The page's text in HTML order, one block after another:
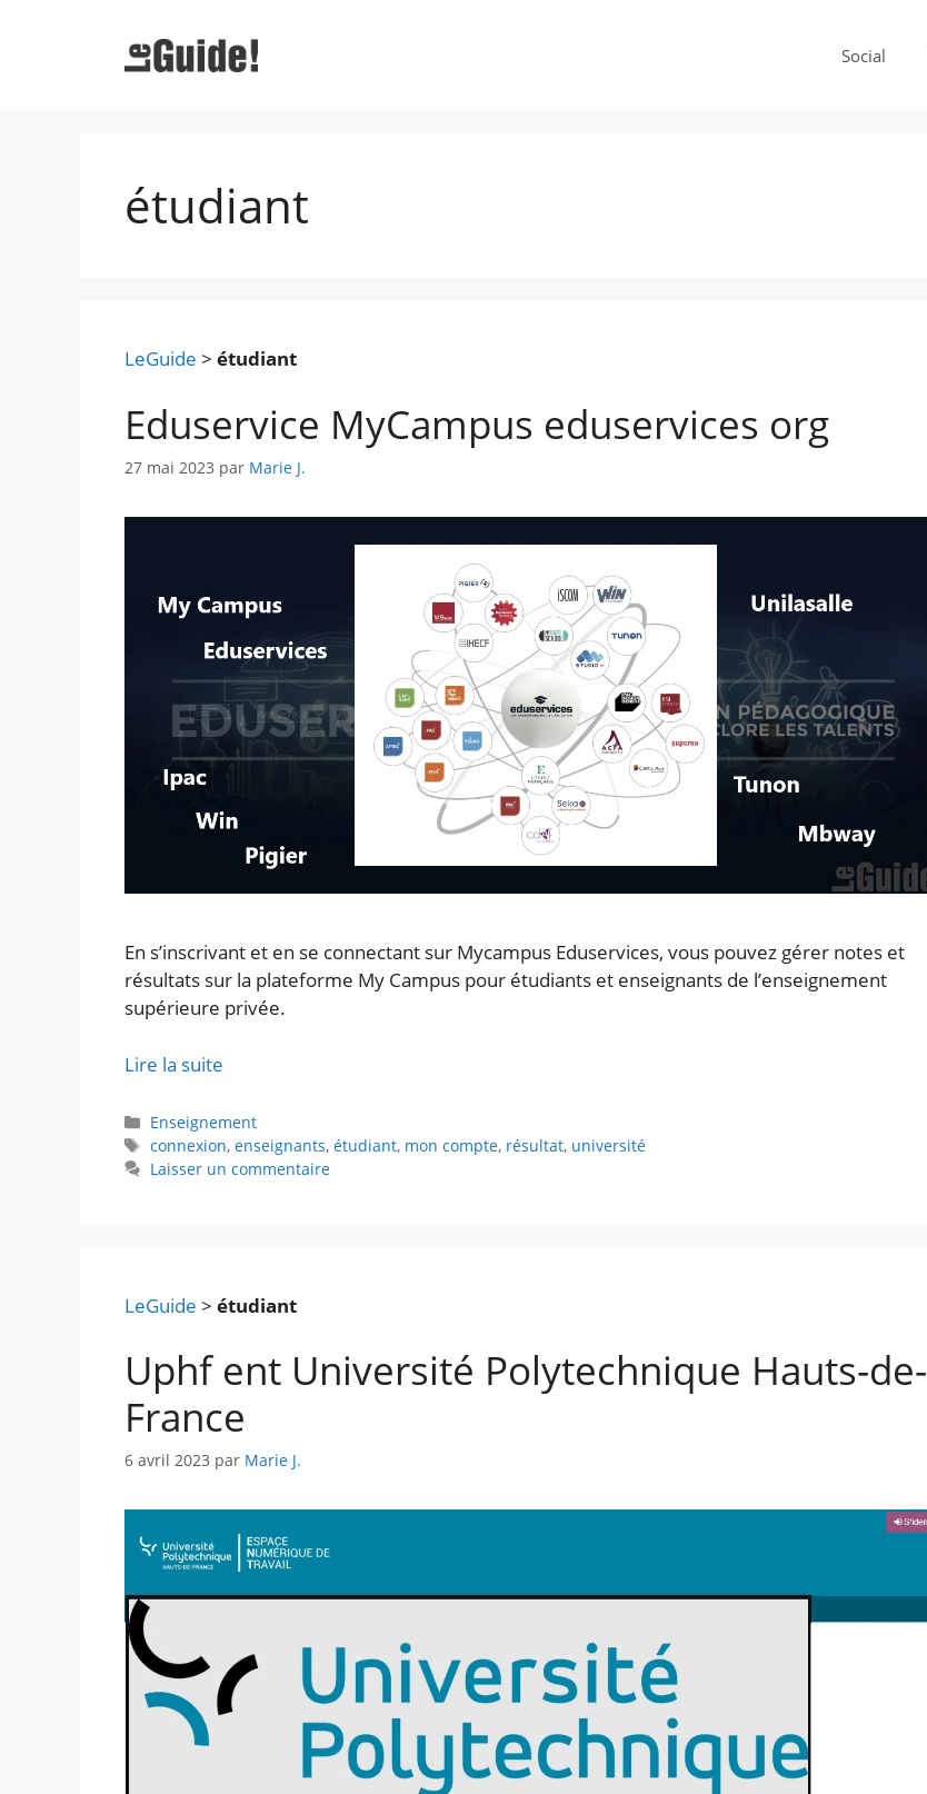
Social
étudiant
LeGuide > étudiant
Eduservice MyCampus eduservices org
27 mai 2023 par Marie J.
En s’inscrivant et en se connectant sur Mycampus Eduservices, vous pouvez gérer notes et
résultats sur la plateforme My Campus pour étudiants et enseignants de l’enseignement
supérieure privée.
Lire la suite
Catégories
Enseignement
Étiquettes
connexion,enseignants,étudiant, mon compte, résultat, université
Laisser un commentaire
LeGuide > étudiant
Uphf ent Université Polytechnique Hauts-de-
France
6 avril 2023 par Marie J.